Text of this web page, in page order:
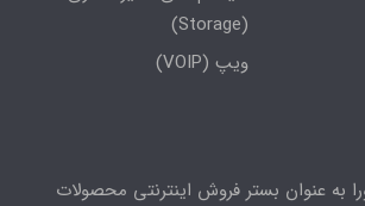
(Storage)
ویپ (VOIP)
به عنوان بستر فروش اینترنتی محصولات